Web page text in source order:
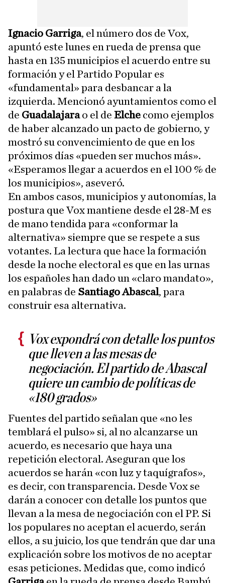
Ignacio Garriga, el número dos de Vox,
apuntó este lunes en rueda de prensa que
hasta en 135 municipios el acuerdo entre su
formación y el Partido Popular es
«fundamental» para desbancar a la
izquierda. Mencionó ayuntamientos como el
de Guadalajarao el de Elche como ejemplos
de haber alcanzado un pacto de gobierno, y
mostró su convencimiento de que en los
próximos días «pueden ser muchos más».
«Esperamos llegar a acuerdos en el 100 % de
los municipios», aseveró.
En ambos casos, municipios y autonomías, la
postura que Vox mantiene desde el 28-M es
de mano tendida para «conformar la
alternativa» siempre que se respete a sus
votantes. La lectura que hace la formación
desde la noche electoral es que en las urnas
los españoles han dado un «claro mandato»,
en palabras de Santiago Abascal, para
construir esa alternativa.
Vox expondrá con detalle los puntos
que lleven a las mesas de
negociación. El partido de Abascal
quiere un cambio de políticas de
«180 grados»
Fuentes del partido señalan que «no les
temblará el pulso» si, al no alcanzarse un
acuerdo, es necesario que haya una
repetición electoral. Aseguran que los
acuerdos se harán «con luz y taquígrafos»,
es decir, con transparencia. Desde Vox se
darán a conocer con detalle los puntos que
llevan a la mesa de negociación con el PP. Si
los populares no aceptan el acuerdo, serán
ellos, a su juicio, los que tendrán que dar una
explicación sobre los motivos de no aceptar
esas peticiones. Medidas que, como indicó